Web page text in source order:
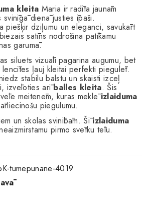
kleita Maria ir radīta jaunām
svinīgā dienā justies īpaši.
piešķir dziļumu un eleganci, savukārt
satīns nodrošina patīkamu
garumā.
siluets vizuāli pagarina augumu, bet
lencītes ļauj kleitai perfekti piegulēt.
stabilu balstu un skaisti izceļ
izvēloties arīballes kleita. Šis
meitenēm, kuras meklēizlaiduma
piegulumu.
un skolas svinībām. Šīizlaiduma
pirmo svētku tēlu.
tumepunane-4019